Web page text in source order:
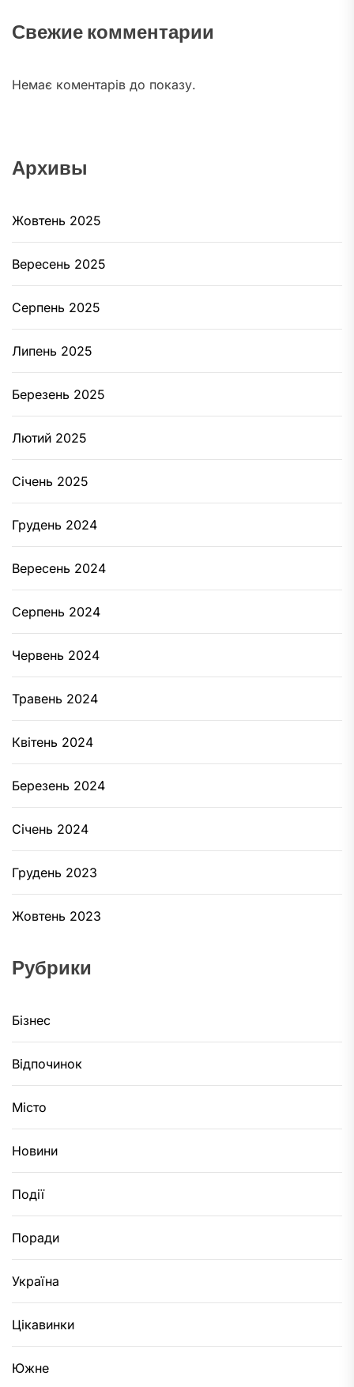
Свежие комментарии
Немає коментарів до показу.
Архивы
Жовтень 2025
Вересень 2025
Серпень 2025
Липень 2025
Березень 2025
Лютий 2025
Січень 2025
Грудень 2024
Вересень 2024
Серпень 2024
Червень 2024
Травень 2024
Квітень 2024
Березень 2024
Січень 2024
Грудень 2023
Жовтень 2023
Рубрики
Бізнес
Відпочинок
Місто
Новини
Події
Поради
Україна
Цікавинки
Южне